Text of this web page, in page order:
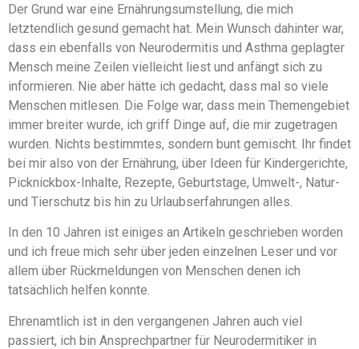
Der Grund war eine Ernährungsumstellung, die mich
letztendlich gesund gemacht hat. Mein Wunsch dahinter war,
dass ein ebenfalls von Neurodermitis und Asthma geplagter
Mensch meine Zeilen vielleicht liest und anfängt sich zu
informieren. Nie aber hätte ich gedacht, dass mal so viele
Menschen mitlesen. Die Folge war, dass mein Themengebiet
immer breiter wurde, ich griff Dinge auf, die mir zugetragen
wurden. Nichts bestimmtes, sondern bunt gemischt. Ihr findet
bei mir also von der Ernährung, über Ideen für Kindergerichte,
Picknickbox-Inhalte, Rezepte, Geburtstage, Umwelt-, Natur-
und Tierschutz bis hin zu Urlaubserfahrungen alles.
In den 10 Jahren ist einiges an Artikeln geschrieben worden
und ich freue mich sehr über jeden einzelnen Leser und vor
allem über Rückmeldungen von Menschen denen ich
tatsächlich helfen konnte.
Ehrenamtlich ist in den vergangenen Jahren auch viel
passiert, ich bin Ansprechpartner für Neurodermitiker in